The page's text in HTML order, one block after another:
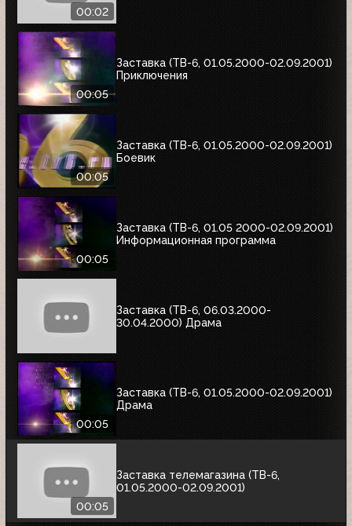
00:02
00:05
Заставка (ТВ-6, 01.05.2000-02.09.2001)
Приключения
00:05
Заставка (ТВ-6, 01.05.2000-02.09.2001)
Боевик
00:05
Заставка (ТВ-6, 01.05 2000-02.09.2001)
Информационная программа
Заставка (ТВ-6, 06.03.2000-
30.04.2000) Драма
00:05
Заставка (ТВ-6, 01.05.2000-02.09.2001)
Драма
00:05
Заставка телемагазина (ТВ-6,
01.05.2000-02.09.2001)